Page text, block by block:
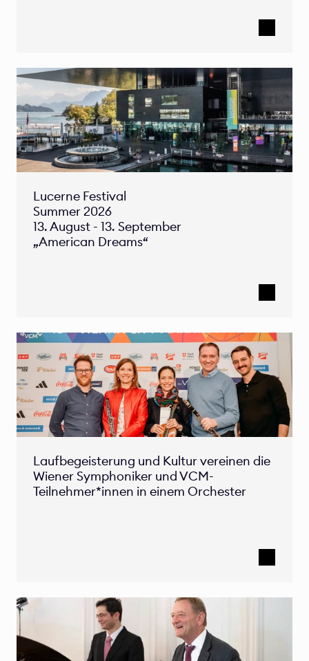
Lucerne Festival
Summer 2026
13. August - 13. September
Laufbegeisterung und Kultur vereinen die
Wiener Symphoniker und VCM-
Teilnehmer*innen in einem Orchester